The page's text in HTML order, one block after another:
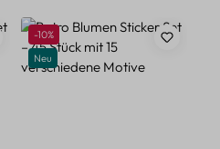
Rabatt
-10%
Neu